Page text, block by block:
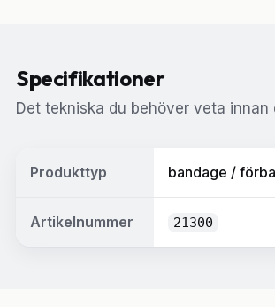
Specifikationer
Det tekniska du behöver veta innan
Produkttyp bandage /
Artikelnummer 21300